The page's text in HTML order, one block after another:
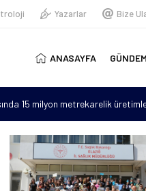
Yazarlar Bize
ANASAYFA GÜNDEM
15 milyon metrekarelik
yeni doğmuş bebek
“Hava sıcaklıkları mevsim
olan asker sayısı 12’ye